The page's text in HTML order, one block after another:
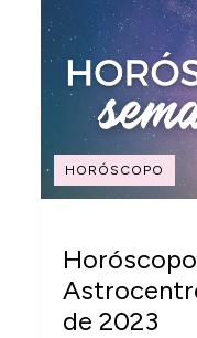
HORÓSCOPO
de 2023